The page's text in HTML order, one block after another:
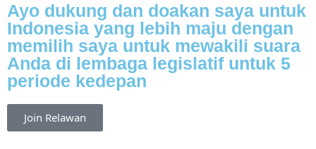
Ayo dukung dan doakan saya untuk
Indonesia yang lebih maju dengan
memilih saya untuk mewakili suara
Anda di lembaga legislatif untuk 5
periode kedepan
Join Relawan